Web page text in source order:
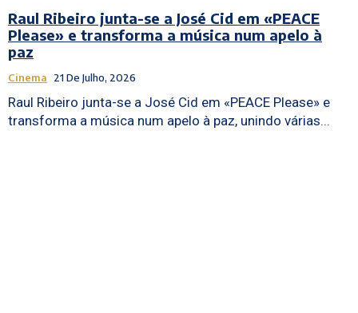
Raul Ribeiro junta-se a José Cid em «PEACE
Please» e transforma a música num apelo à
paz
Cinema 21 De Julho, 2026
Raul Ribeiro junta-se a José Cid em «PEACE Please» e
transforma a música num apelo à paz, unindo várias...